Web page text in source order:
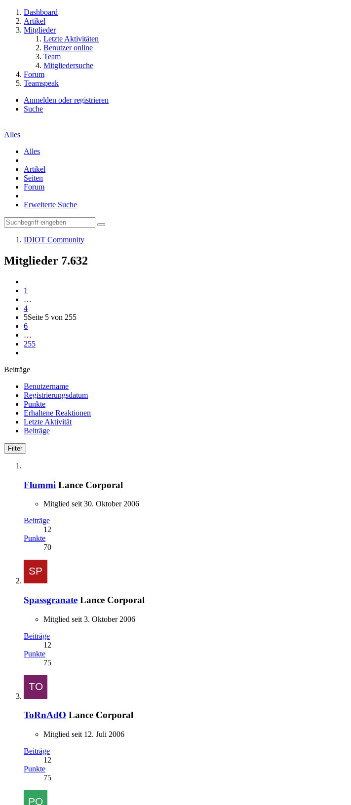
Dashboard
Artikel
Mitglieder
Letzte Aktivitäten
Benutzer online
Team
Mitgliedersuche
Forum
Teamspeak
Anmelden oder registrieren
Suche
Alles
Alles
Artikel
Seiten
Forum
Erweiterte Suche
IDIOT Community
Mitglieder 7.632
1
…
4
5Seite 5 von 255
6
…
255
Beiträge
Benutzername
Registrierungsdatum
Punkte
Erhaltene Reaktionen
Letzte Aktivität
Beiträge
Filter
Flummi Lance Corporal
Mitglied seit 30. Oktober 2006
Beiträge
12
Punkte
70
Spassgranate Lance Corporal
Mitglied seit 3. Oktober 2006
Beiträge
12
Punkte
75
ToRnAdO Lance Corporal
Mitglied seit 12. Juli 2006
Beiträge
12
Punkte
75